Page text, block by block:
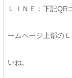
ＬＩＮＥ：下記QR
ームページ上部の
いね。